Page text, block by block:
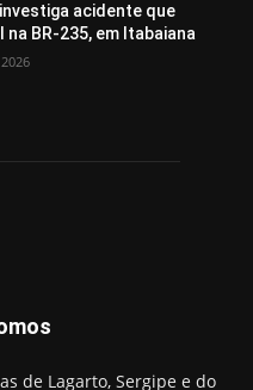
acidente que
BR-235, em Itabaiana
de Lagarto, Sergipe e do